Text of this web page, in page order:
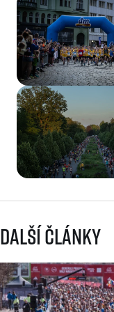
Další články